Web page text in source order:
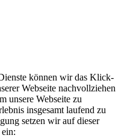
können wir das Klick-
Webseite nachvollziehen
unsere Webseite zu
insgesamt laufend zu
setzen wir auf dieser